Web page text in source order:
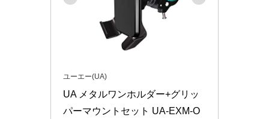
ユーエー(UA)
UA メタルワンホルダー+グリッ
パーマウントセット UA-EXM-O